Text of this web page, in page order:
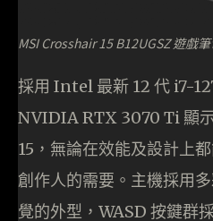
MSI Crosshair 15 B12UGSZ 遊戲筆
採用 Intel 最新 12 代 i7-
NVIDIA RTX 3070 Ti 顯
15，無論在效能及設計上
創作人的需要。主機採用
覺的外型，WASD 按鍵群